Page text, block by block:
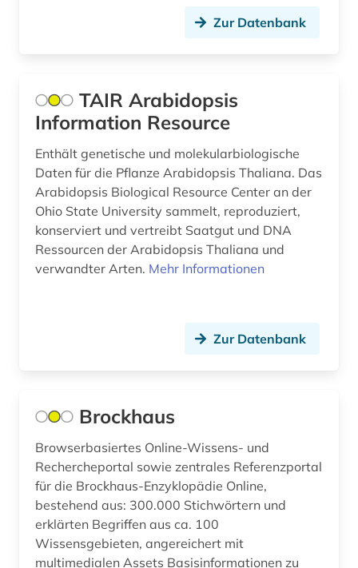
betriebssicherheitsverordnung (2015) (1)
betriebssystem (1)
betriebswirtschaftslehre (1)
beutekunst (2)
bevölkerung (6)
bevölkerungsentwicklung (4)
bevölkerungsforschung (1)
bezirk unterfranken mandatsträger
bezugsmaterial (2)
bibliografie (7)
bibliografieren (1)
bibliographie (2)
Zur Datenbank
TAIR Arabidopsis
Information Resource
Enthält genetische und molekularbiologische
Daten für die Pflanze Arabidopsis Thaliana. Das
Arabidopsis Biological Resource Center an der
Ohio State University sammelt, reproduziert,
konserviert und vertreibt Saatgut und DNA
Ressourcen der Arabidopsis Thaliana und
verwandter Arten. Mehr Informationen
Zur Datenbank
Brockhaus
Browserbasiertes Online-Wissens- und
Rechercheportal sowie zentrales Referenzportal
für die Brockhaus-Enzyklopädie Online,
bestehend aus: 300.000 Stichwörtern und
erklärten Begriffen aus ca. 100
Wissensgebieten, angereichert mit
multimedialen Assets Basisinformationen zu